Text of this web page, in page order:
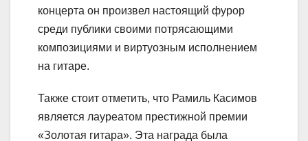
концерта он произвел настоящий фурор
среди публики своими потрясающими
композициями и виртуозным исполнением
на гитаре.
Также стоит отметить, что Рамиль Касимов
является лауреатом престижной премии
«Золотая гитара». Эта награда была